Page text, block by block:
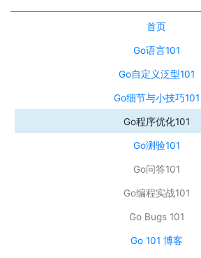
首页
Go语言101
Go自定义泛型101
Go细节与小技巧101
Go程序优化101
Go测验101
Go问答101
Go编程实战101
Go Bugs 101
Go 101 博客